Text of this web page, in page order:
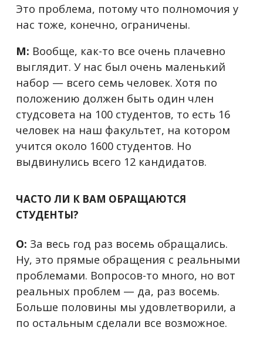
Это проблема, потому что полномочия у
нас тоже, конечно, ограничены.
М: Вообще, как-то все очень плачевно
выглядит. У нас был очень маленький
набор — всего семь человек. Хотя по
положению должен быть один член
студсовета на 100 студентов, то есть 16
человек на наш факультет, на котором
учится около 1600 студентов. Но
выдвинулись всего 12 кандидатов.
ЧАСТО ЛИ К ВАМ ОБРАЩАЮТСЯ
СТУДЕНТЫ?
О: За весь год раз восемь обращались.
Ну, это прямые обращения с реальными
проблемами. Вопросов-то много, но вот
реальных проблем — да, раз восемь.
Больше половины мы удовлетворили, а
по остальным сделали все возможное.